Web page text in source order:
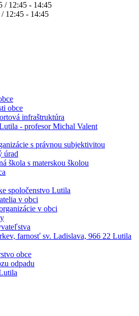
/ 12:45 - 14:45
12:45 - 14:45
obce
infraštruktúra
- profesor Michal Valent
s právnou subjektivitou
úrad
škola s materskou školou
spoločenstvo Lutila
v obci
v obci
farnosť sv. Ladislava, 966 22 Lutila
obce
odpadu